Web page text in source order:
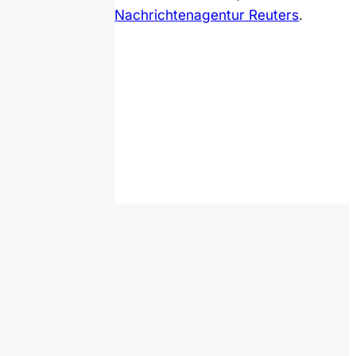
Nachrichtenagentur Reuters.